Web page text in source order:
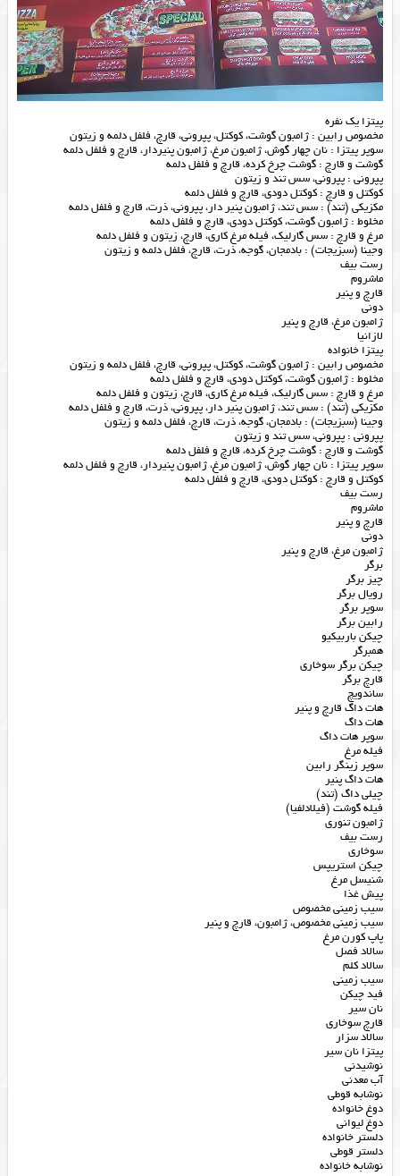
پیتزا یک نفره
مخصوص رابین : ژامبون گوشت، کوکتل، پپرونی، قارچ، فلفل دلمه و زیتون
سوپر پیتزا : نان چهار گوش، ژامبون مرغ، ژامبون پنیردار، قارچ و فلفل دلمه
گوشت و قارچ : گوشت چرخ کرده، قارچ و فلفل دلمه
پپرونی : پپرونی، سس تند و زیتون
کوکتل و قارچ : کوکتل دودی، قارچ و فلفل دلمه
مکزیکی (تند) : سس تند، ژامبون پنیر دار، پپرونی، ذرت، قارچ و فلفل دلمه
مخلوط : ژامبون گوشت، کوکتل دودی، قارچ و فلفل دلمه
مرغ و قارچ : سس گارلیک، فیله مرغ کاری، قارچ، زیتون و فلفل دلمه
وجینا (سبزیجات) : بادمجان، گوجه، ذرت، قارچ، فلفل دلمه و زیتون
رست بیف
ماشروم
قارچ و پنیر
دونی
ژامبون مرغ، قارچ و پنیر
لازانیا
پیتزا خانواده
مخصوص رابین : ژامبون گوشت، کوکتل، پپرونی، قارچ، فلفل دلمه و زیتون
مخلوط : ژامبون گوشت، کوکتل دودی، قارچ و فلفل دلمه
مرغ و قارچ : سس گارلیک، فیله مرغ کاری، قارچ، زیتون و فلفل دلمه
مکزیکی (تند) : سس تند، ژامبون پنیر دار، پپرونی، ذرت، قارچ و فلفل دلمه
وجینا (سبزیجات) : بادمجان، گوجه، ذرت، قارچ، فلفل دلمه و زیتون
پپرونی : پپرونی، سس تند و زیتون
گوشت و قارچ : گوشت چرخ کرده، قارچ و فلفل دلمه
سوپر پیتزا : نان چهار گوش، ژامبون مرغ، ژامبون پنیردار، قارچ و فلفل دلمه
کوکتل و قارچ : کوکتل دودی، قارچ و فلفل دلمه
رست بیف
ماشروم
قارچ و پنیر
دونی
ژامبون مرغ، قارچ و پنیر
برگر
چیز برگر
رویال برگر
سوپر برگر
رابین برگر
چیکن باربیکیو
همبرگر
چیکن برگر سوخاری
قارچ برگر
ساندویچ
هات داگ قارچ و پنیر
هات داگ
سوپر هات داگ
فیله مرغ
سوپر زینگر رابین
هات داگ پنیر
چیلی داگ (تند)
فیله گوشت (فیلادلفیا)
ژامبون تنوری
رست بیف
سوخاری
چیکن استریپس
شنیسل مرغ
پیش غذا
سیب زمینی مخصوص
سیب زمینی مخصوص، ژامبون، قارچ و پنیر
پاپ کورن مرغ
سالاد فصل
سالاد کلم
سیب زمینی
فید چیکن
نان سیر
قارچ سوخاری
سالاد سزار
پیتزا نان سیر
نوشیدنی
آب معدنی
نوشابه قوطی
دوغ خانواده
دوغ لیوانی
دلستر خانواده
دلستر قوطی
نوشابه خانواده